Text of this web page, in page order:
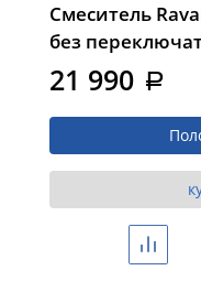
Смеситель
без
21 990 a
Сравнить